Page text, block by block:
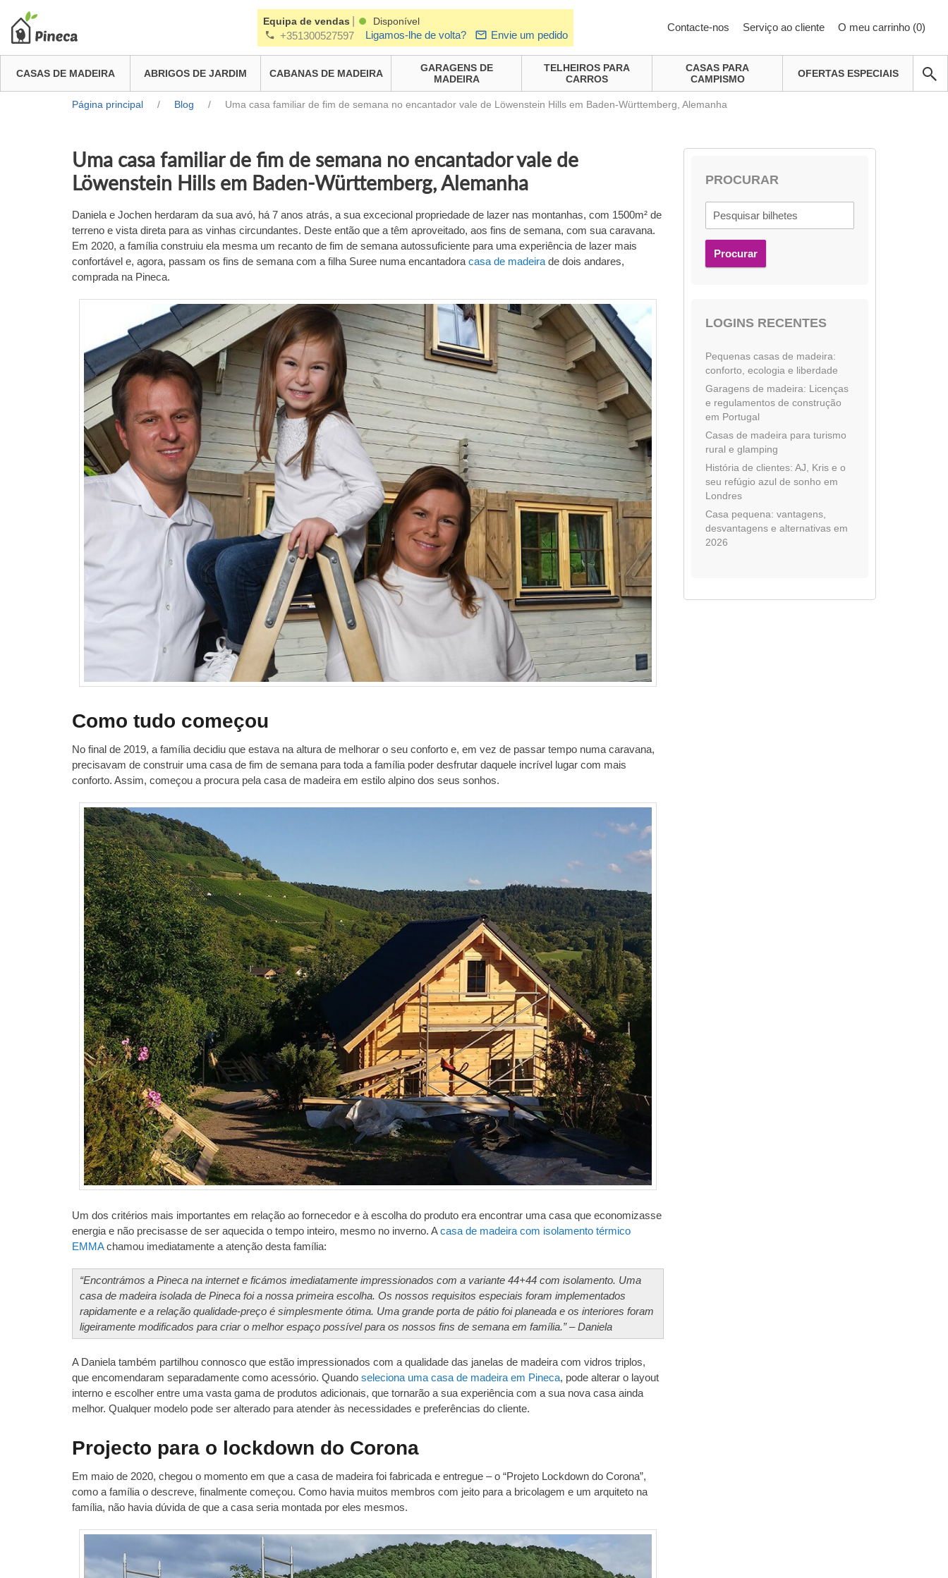
Equipa de vendas Disponível
+351300527597 Ligamos-lhe de volta? Envie um pedido
Contacte-nos Serviço ao cliente O meu carrinho (0)
CASAS DE MADEIRA ABRIGOS DE JARDIM CABANAS DE MADEIRA
GARAGENS DE
MADEIRA
TELHEIROS PARA
CARROS
CASAS PARA
CAMPISMO
OFERTAS ESPECIAIS
Página principal / Blog / Uma casa familiar de fim de semana no encantador vale de Löwenstein Hills em Baden-Württemberg, Alemanha
Uma casa familiar de fim de semana no encantador vale de
Löwenstein Hills em Baden-Württemberg, Alemanha
Daniela e Jochen herdaram da sua avó, há 7 anos atrás, a sua excecional propriedade de lazer nas montanhas, com 1500m² de
terreno e vista direta para as vinhas circundantes. Deste então que a têm aproveitado, aos fins de semana, com sua caravana.
Em 2020, a família construiu ela mesma um recanto de fim de semana autossuficiente para uma experiência de lazer mais
confortável e, agora, passam os fins de semana com a filha Suree numa encantadora casa de madeira de dois andares,
comprada na Pineca.
Como tudo começou
No final de 2019, a família decidiu que estava na altura de melhorar o seu conforto e, em vez de passar tempo numa caravana,
precisavam de construir uma casa de fim de semana para toda a família poder desfrutar daquele incrível lugar com mais
conforto. Assim, começou a procura pela casa de madeira em estilo alpino dos seus sonhos.
Um dos critérios mais importantes em relação ao fornecedor e à escolha do produto era encontrar uma casa que economizasse
energia e não precisasse de ser aquecida o tempo inteiro, mesmo no inverno. Acasa de madeira com isolamento térmico
EMMAchamou imediatamente a atenção desta família:
“Encontrámos a Pineca na internet e ficámos imediatamente impressionados com a variante 44+44 com isolamento. Uma
casa de madeira isolada de Pineca foi a nossa primeira escolha. Os nossos requisitos especiais foram implementados
rapidamente e a relação qualidade-preço é simplesmente ótima. Uma grande porta de pátio foi planeada e os interiores foram
ligeiramente modificados para criar o melhor espaço possível para os nossos fins de semana em família.” – Daniela
A Daniela também partilhou connosco que estão impressionados com a qualidade das janelas de madeira com vidros triplos,
que encomendaram separadamente como acessório. Quando seleciona uma casa de madeira em Pineca, pode alterar o layout
interno e escolher entre uma vasta gama de produtos adicionais, que tornarão a sua experiência com a sua nova casa ainda
melhor. Qualquer modelo pode ser alterado para atender às necessidades e preferências do cliente.
Projecto para o lockdown do Corona
Em maio de 2020, chegou o momento em que a casa de madeira foi fabricada e entregue – o “Projeto Lockdown do Corona”,
como a família o descreve, finalmente começou. Como havia muitos membros com jeito para a bricolagem e um arquiteto na
família, não havia dúvida de que a casa seria montada por eles mesmos.
PROCURAR
Procurar
LOGINS RECENTES
Pequenas casas de madeira:
conforto, ecologia e liberdade
Garagens de madeira: Licenças
e regulamentos de construção
em Portugal
Casas de madeira para turismo
rural e glamping
História de clientes: AJ, Kris e o
seu refúgio azul de sonho em
Londres
Casa pequena: vantagens,
desvantagens e alternativas em
2026